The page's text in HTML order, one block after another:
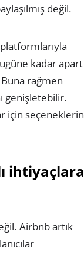
değil.
kadar apart
rağmen
genişletebilir.
için seçeneklerin
ihtiyaçlara
Airbnb artık